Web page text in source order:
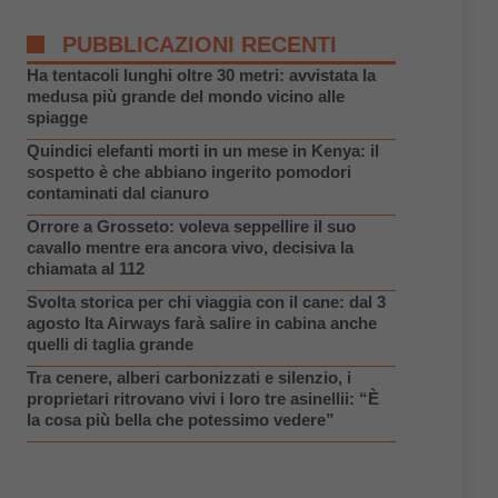
PUBBLICAZIONI RECENTI
Ha tentacoli lunghi oltre 30 metri: avvistata la
medusa più grande del mondo vicino alle
spiagge
Quindici elefanti morti in un mese in Kenya: il
sospetto è che abbiano ingerito pomodori
contaminati dal cianuro
Orrore a Grosseto: voleva seppellire il suo
cavallo mentre era ancora vivo, decisiva la
chiamata al 112
Svolta storica per chi viaggia con il cane: dal 3
agosto Ita Airways farà salire in cabina anche
quelli di taglia grande
Tra cenere, alberi carbonizzati e silenzio, i
proprietari ritrovano vivi i loro tre asinellii: “È
la cosa più bella che potessimo vedere”